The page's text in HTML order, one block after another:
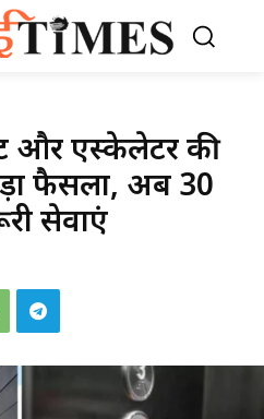
और एस्केलेटर की
फैसला, अब 30
सेवाएं